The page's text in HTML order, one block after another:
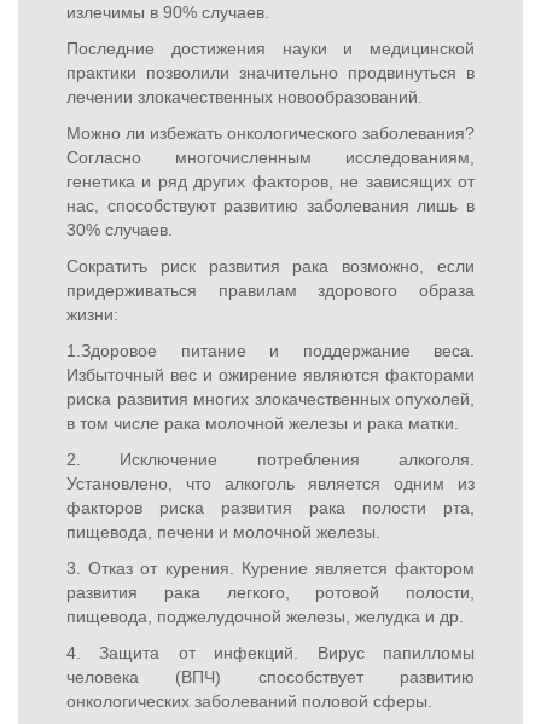
излечимы в 90% случаев.
Последние достижения науки и медицинской
практики позволили значительно продвинуться в
лечении злокачественных новообразований.
Можно ли избежать онкологического заболевания?
Согласно многочисленным исследованиям,
генетика и ряд других факторов, не зависящих от
нас, способствуют развитию заболевания лишь в
30% случаев.
Сократить риск развития рака возможно, если
придерживаться правилам здорового образа
жизни:
1.Здоровое питание и поддержание веса.
Избыточный вес и ожирение являются факторами
риска развития многих злокачественных опухолей,
в том числе рака молочной железы и рака матки.
2. Исключение потребления алкоголя.
Установлено, что алкоголь является одним из
факторов риска развития рака полости рта,
пищевода, печени и молочной железы.
3. Отказ от курения. Курение является фактором
развития рака легкого, ротовой полости,
пищевода, поджелудочной железы, желудка и др.
4. Защита от инфекций. Вирус папилломы
человека (ВПЧ) способствует развитию
онкологических заболеваний половой сферы.